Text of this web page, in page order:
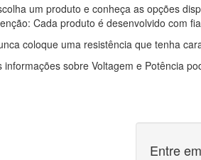
um produto e conheça as opções
Cada produto é desenvolvido com
coloque uma resistência que tenha
informações sobre Voltagem e Potência
Entre